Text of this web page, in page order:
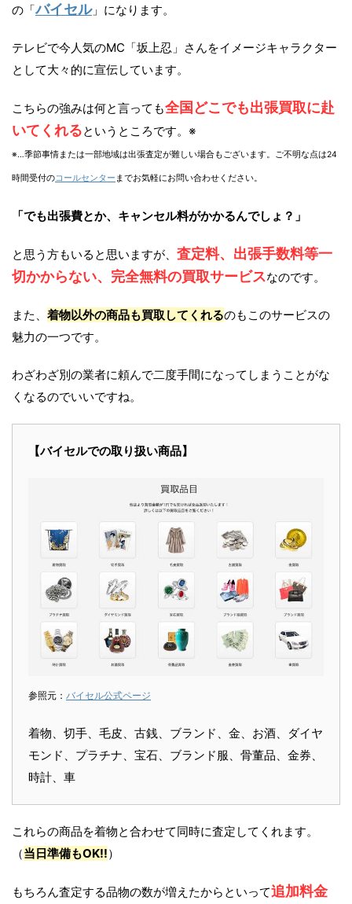
の「バイセル」になります。
テレビで今人気のMC「坂上忍」さんをイメージキャラクター
として大々的に宣伝しています。
こちらの強みは何と言っても全国どこでも出張買取に赴
いてくれるというところです。※
※…季節事情または一部地域は出張査定が難しい場合もございます。ご不明な点は24
時間受付のコールセンター までお気軽にお問い合わせください。
「でも出張費とか、キャンセル料がかかるんでしょ？」
と思う方もいると思いますが、 査定料、出張手数料等一
切かからない、完全無料の買取サービスなのです。
また、 着物以外の商品も買取してくれるのもこのサービスの
魅力の一つです。
わざわざ別の業者に頼んで二度手間になってしまうことがな
くなるのでいいですね。
【バイセルでの取り扱い商品】
参照元： バイセル公式ページ
着物、切手、毛皮、古銭、ブランド、金、お酒、ダイヤ
モンド、プラチナ、宝石、ブランド服、骨董品、金券、
時計、車
これらの商品を着物と合わせて同時に査定してくれます。
（当日準備もOK!!）
もちろん査定する品物の数が増えたからといって追加料金